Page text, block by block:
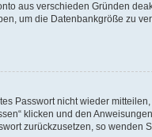
aus verschieden Gründen
um die Datenbankgröße zu
Passwort nicht wieder
klicken und den
zurückzusetzen, so wenden